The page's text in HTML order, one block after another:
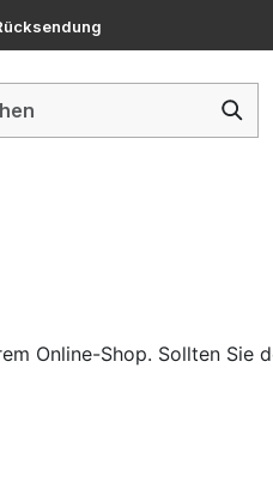
Online-Shop. Sollten Sie